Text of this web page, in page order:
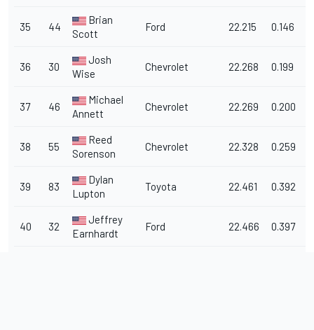
35 44
Brian
Scott
Ford 22.215 0.146
36 30
Josh
Wise
Chevrolet 22.268 0.199
37 46
Michael
Annett
Chevrolet 22.269 0.200
38 55
Reed
Sorenson
Chevrolet 22.328 0.259
39 83
Dylan
Lupton
Toyota 22.461 0.392
40 32
Jeffrey
Earnhardt
Ford 22.466 0.397